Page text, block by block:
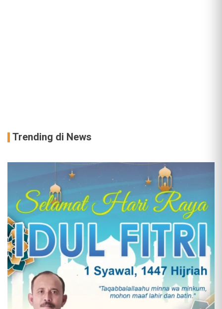
Trending di News